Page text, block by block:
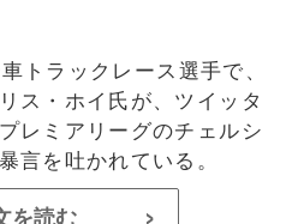
トラックレース選手で、
ス・ホイ氏が、ツイッタ
レミアリーグのチェルシ
言を吐かれている。
を読む >